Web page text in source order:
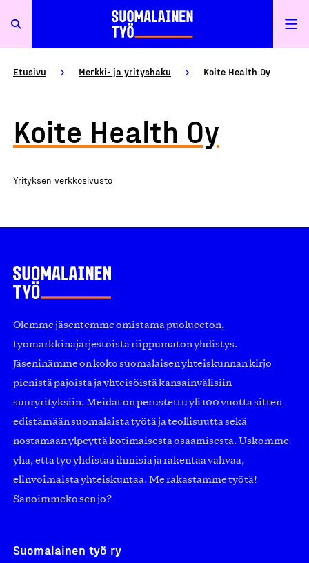
Etusivu Merkki- ja yrityshaku Koite Health Oy
Koite Health Oy
Yrityksen verkkosivusto
Olemme jäsentemme omistama puolueeton,
työmarkkinajärjestöistä riippumaton yhdistys.
Jäseninämme on koko suomalaisen yhteiskunnan kirjo
pienistä pajoista ja yhteisöistä kansainvälisiin
suuryrityksiin. Meidät on perustettu yli 100 vuotta sitten
edistämään suomalaista työtä ja teollisuutta sekä
nostamaan ylpeyttä kotimaisesta osaamisesta. Uskomme
yhä, että työ yhdistää ihmisiä ja rakentaa vahvaa,
elinvoimaista yhteiskuntaa. Me rakastamme työtä!
Sanoimmeko sen jo?
Suomalainen työ ry